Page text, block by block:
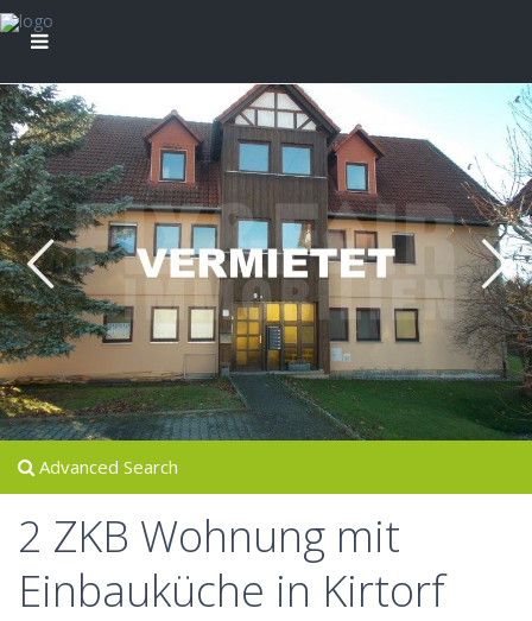
Advanced Search
2 ZKB Wohnung mit
Einbauküche in Kirtorf